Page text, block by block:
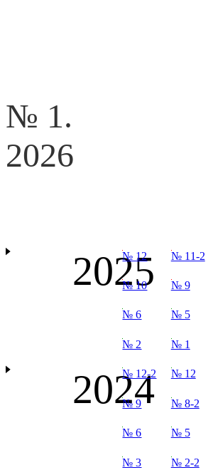
№ 1.
2026
2025
№ 12 № 11-2
№ 10 № 9
№ 6 № 5
№ 2 № 1
2024
№ 12-2 № 12
№ 9 № 8-2
№ 6 № 5
№ 3 № 2-2